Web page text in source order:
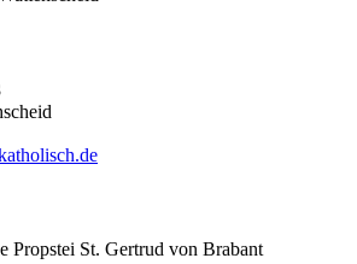
Propstei St. Gertrud von Brabant